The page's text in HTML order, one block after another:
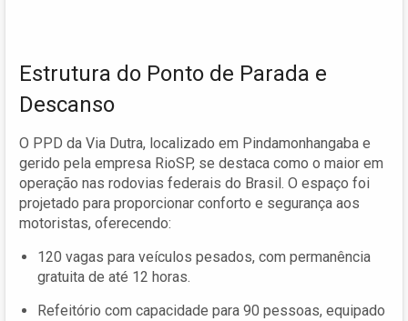
Estrutura do Ponto de Parada e
Descanso
O PPD da Via Dutra, localizado em Pindamonhangaba e
gerido pela empresa RioSP, se destaca como o maior em
operação nas rodovias federais do Brasil. O espaço foi
projetado para proporcionar conforto e segurança aos
motoristas, oferecendo:
120 vagas para veículos pesados, com permanência
gratuita de até 12 horas.
Refeitório com capacidade para 90 pessoas, equipado